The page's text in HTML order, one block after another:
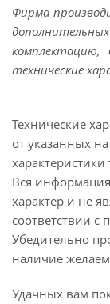
Фирма-
технические
Технические
от указанных
Вся
характер и не
соответствии с
Убедительно
наличие
Удачных вам